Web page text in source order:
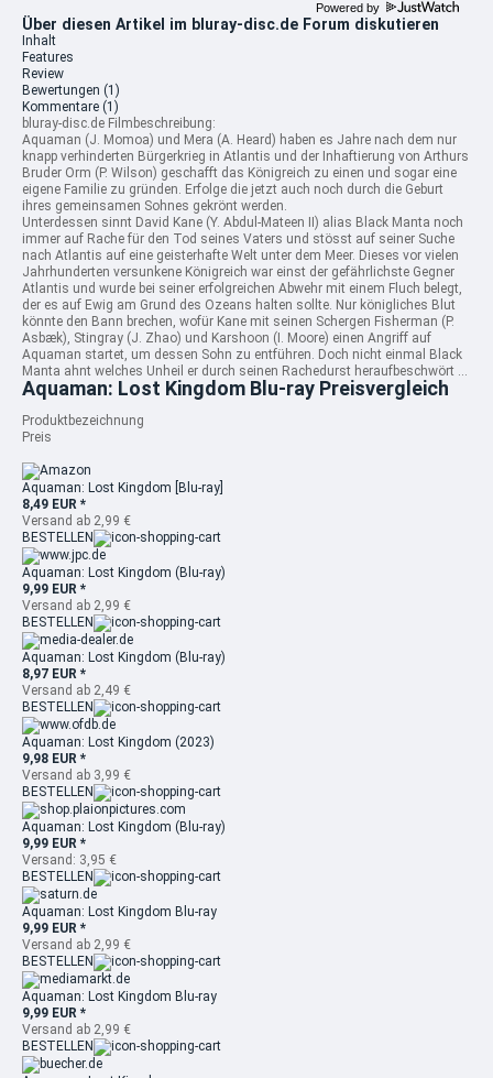
Powered by
Über diesen Artikel im bluray-disc.de Forum diskutieren
Inhalt
Features
Review
Bewertungen (1)
Kommentare (1)
bluray-disc.de Filmbeschreibung:
Aquaman (J. Momoa) und Mera (A. Heard) haben es Jahre nach dem nur
knapp verhinderten Bürgerkrieg in Atlantis und der Inhaftierung von Arthurs
Bruder Orm (P. Wilson) geschafft das Königreich zu einen und sogar eine
eigene Familie zu gründen. Erfolge die jetzt auch noch durch die Geburt
ihres gemeinsamen Sohnes gekrönt werden.
Unterdessen sinnt David Kane (Y. Abdul-Mateen II) alias Black Manta noch
immer auf Rache für den Tod seines Vaters und stösst auf seiner Suche
nach Atlantis auf eine geisterhafte Welt unter dem Meer. Dieses vor vielen
Jahrhunderten versunkene Königreich war einst der gefährlichste Gegner
Atlantis und wurde bei seiner erfolgreichen Abwehr mit einem Fluch belegt,
der es auf Ewig am Grund des Ozeans halten sollte. Nur königliches Blut
könnte den Bann brechen, wofür Kane mit seinen Schergen Fisherman (P.
Asbæk), Stingray (J. Zhao) und Karshoon (I. Moore) einen Angriff auf
Aquaman startet, um dessen Sohn zu entführen. Doch nicht einmal Black
Manta ahnt welches Unheil er durch seinen Rachedurst heraufbeschwört ...
Aquaman: Lost Kingdom Blu-ray Preisvergleich
Produktbezeichnung
Preis
Aquaman: Lost Kingdom [Blu-ray]
8,49 EUR *
Versand ab 2,99 €
BESTELLEN
Aquaman: Lost Kingdom (Blu-ray)
9,99 EUR *
Versand ab 2,99 €
BESTELLEN
Aquaman: Lost Kingdom (Blu-ray)
8,97 EUR *
Versand ab 2,49 €
BESTELLEN
Aquaman: Lost Kingdom (2023)
9,98 EUR *
Versand ab 3,99 €
BESTELLEN
Aquaman: Lost Kingdom (Blu-ray)
9,99 EUR *
Versand: 3,95 €
BESTELLEN
Aquaman: Lost Kingdom Blu-ray
9,99 EUR *
Versand ab 2,99 €
BESTELLEN
Aquaman: Lost Kingdom Blu-ray
9,99 EUR *
Versand ab 2,99 €
BESTELLEN